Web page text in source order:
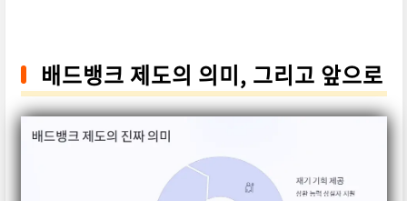
배드뱅크 제도의 의미, 그리고 앞으로